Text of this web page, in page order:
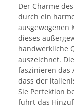
Der Charme
durch ein
ausgewogenen
dieses
handwerkliche
auszeichnet.
faszinieren das
dass der
Sie Perfektion
führt das